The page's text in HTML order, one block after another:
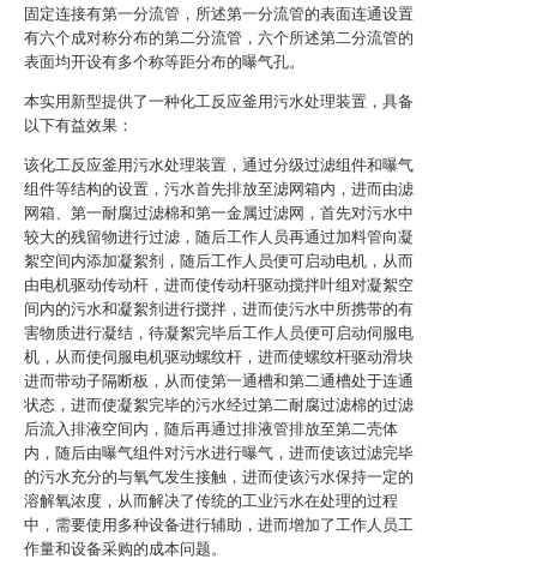
固定连接有第一分流管，所述第一分流管的表面连通设置
有六个成对称分布的第二分流管，六个所述第二分流管的
表面均开设有多个称等距分布的曝气孔。
本实用新型提供了一种化工反应釜用污水处理装置，具备
以下有益效果：
该化工反应釜用污水处理装置，通过分级过滤组件和曝气
组件等结构的设置，污水首先排放至滤网箱内，进而由滤
网箱、第一耐腐过滤棉和第一金属过滤网，首先对污水中
较大的残留物进行过滤，随后工作人员再通过加料管向凝
絮空间内添加凝絮剂，随后工作人员便可启动电机，从而
由电机驱动传动杆，进而使传动杆驱动搅拌叶组对凝絮空
间内的污水和凝絮剂进行搅拌，进而使污水中所携带的有
害物质进行凝结，待凝絮完毕后工作人员便可启动伺服电
机，从而使伺服电机驱动螺纹杆，进而使螺纹杆驱动滑块
进而带动子隔断板，从而使第一通槽和第二通槽处于连通
状态，进而使凝絮完毕的污水经过第二耐腐过滤棉的过滤
后流入排液空间内，随后再通过排液管排放至第二壳体
内，随后由曝气组件对污水进行曝气，进而使该过滤完毕
的污水充分的与氧气发生接触，进而使该污水保持一定的
溶解氧浓度，从而解决了传统的工业污水在处理的过程
中，需要使用多种设备进行辅助，进而增加了工作人员工
作量和设备采购的成本问题。